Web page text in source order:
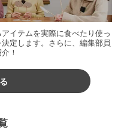
イテムを実際に食べたり使っ
定します。さらに、編集部員
！